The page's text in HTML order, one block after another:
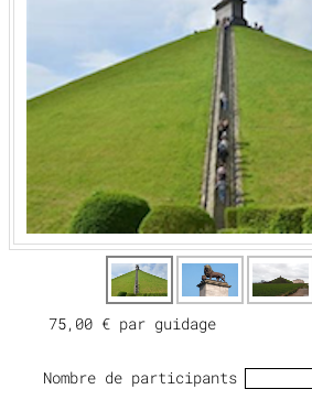
75,00 € par guidage
Nombre de participants